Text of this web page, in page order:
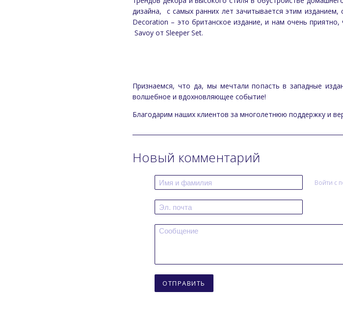
дизайна, с самых ранних лет зачитывается этим
Decoration – это британское издание, и нам очень
Savoy от Sleeper Set.
Признаемся, что да, мы мечтали попасть в западные
волшебное и вдохновляющее событие!
Благодарим наших клиентов за многолетнюю поддержку и
Новый комментарий
Войти с
ОТПРАВИТЬ